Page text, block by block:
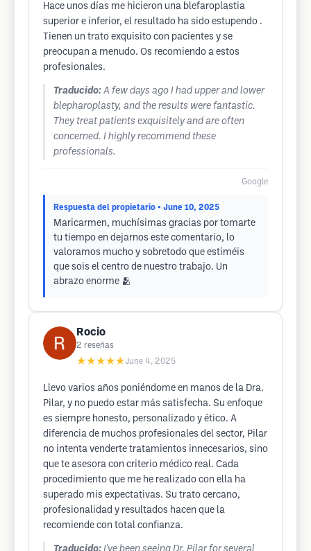
Hace unos días me hicieron una blefaroplastia
superior e inferior, el resultado ha sido estupendo .
Tienen un trato exquisito con pacientes y se
preocupan a menudo. Os recomiendo a estos
profesionales.
Traducido: A few days ago I had upper and lower
blepharoplasty, and the results were fantastic.
They treat patients exquisitely and are often
concerned. I highly recommend these
professionals.
Google
Respuesta del propietario • June 10, 2025
Maricarmen, muchísimas gracias por tomarte
tu tiempo en dejarnos este comentario, lo
valoramos mucho y sobretodo que estiméis
que sois el centro de nuestro trabajo. Un
abrazo enorme 🫂
Rocio
2 reseñas
★★★★★June 4, 2025
Llevo varios años poniéndome en manos de la Dra.
Pilar, y no puedo estar más satisfecha. Su enfoque
es siempre honesto, personalizado y ético. A
diferencia de muchos profesionales del sector, Pilar
no intenta venderte tratamientos innecesarios, sino
que te asesora con criterio médico real. Cada
procedimiento que me he realizado con ella ha
superado mis expectativas. Su trato cercano,
profesionalidad y resultados hacen que la
recomiende con total confianza.